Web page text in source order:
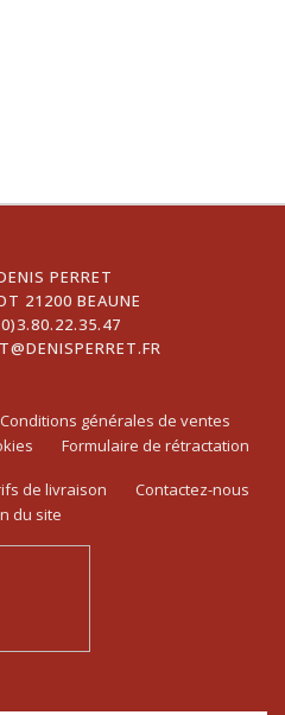
PERRET
21200 BEAUNE
Conditions générales de ventes
Formulaire de rétractation
de livraison
Contactez-nous
du site